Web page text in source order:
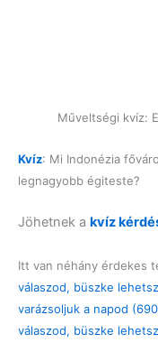
Műveltségi kvíz:
Kvíz: Mi Indonézia
legnagyobb égiteste?
Jöhetnek a kvíz
Itt van néhány érdekes
válaszod, büszke
varázsoljuk a napod
válaszod, büszke